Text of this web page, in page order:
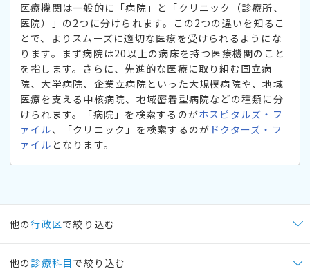
医療機関は一般的に「病院」と「クリニック（診療所、
医院）」の2つに分けられます。この2つの違いを知るこ
とで、よりスムーズに適切な医療を受けられるようにな
ります。まず病院は20以上の病床を持つ医療機関のこと
を指します。さらに、先進的な医療に取り組む国立病
院、大学病院、企業立病院といった大規模病院や、地域
医療を支える中核病院、地域密着型病院などの種類に分
けられます。「病院」を検索するのがホスピタルズ・フ
ァイル、「クリニック」を検索するのが ドクターズ・フ
ァイル となります。
他の行政区で絞り込む
他の 診療科目で絞り込む